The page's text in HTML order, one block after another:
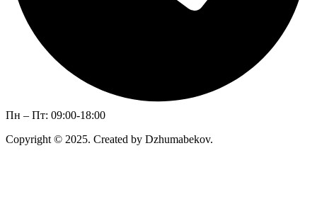
Пн – Пт: 09:00-18:00
Copyright © 2025. Created by Dzhumabekov.